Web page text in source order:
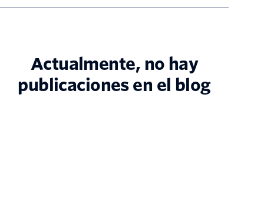
Actualmente, no hay
publicaciones en el blog